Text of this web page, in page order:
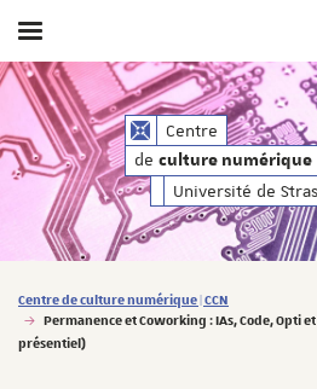
Centredeculture
de culture numérique
Université de
Afficher / masquer le menu
Vous êtes ici :
Centre de culture numérique | CCN
Permanence et Coworking : IAs, Code, Opti
présentiel)